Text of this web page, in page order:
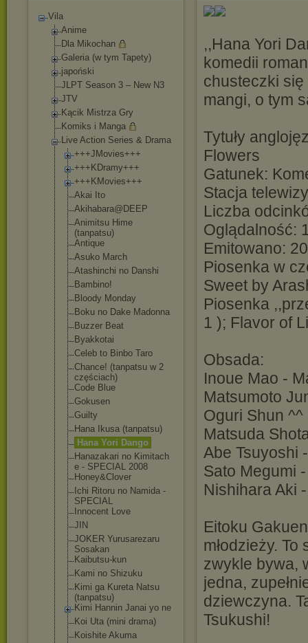
Vila
Anime
Dla Mikochan
Galeria (w tym Tapety)
japoński
JLPT Season 3 – New N3
JTV
Kącik Mistrza Gry
Komiks i Manga
Live Action Series & Drama
+++JMovies+++
+++KDramy+++
+++KMovies+++
Akai Ito
Akihabara@DEEP
Animitsu Hime
(tanpatsu)
Antique
Asuko March
Atashinchi no Danshi
Bambino!
Bloody Monday
Boku no Dake Madonna
Buzzer Beat
Byakkotai
Celeb to Binbo Taro
Chance! (tanpatsu w 2
częściach)
Code Blue
Gokusen
Guilty
Hana Ikusa (tanpatsu)
Hana Yori Dango
Hanazakari no Kimitach
e - SPECIAL 2008
Honey&Clover
Ichi Ritoru no Namida -
SPECIAL
Innocent Love
JIN
JOKER Yurusarezaru
Sosakan
Kaibutsu-kun
Kami no Shizuku
Kimi ga Kureta Natsu
(tanpatsu)
Kimi Hannin Janai yo ne
Koi Uta (mini drama)
Koishite Akuma
,,Hana Yori
komedii
chusteczki się
mangi, o tym
Tytuły
Flowers
Gatunek:
Stacja
Liczba
Oglądalność:
Emitowano:
Piosenka w
Sweet by
Piosenka
1 ); Flavor of
Obsada:
Inoue Mao -
Matsumoto
Oguri Shun
Matsuda
Abe Tsuyoshi
Sato Megumi
Nishihara Aki
Eitoku
młodzieży.
zwykle bywa,
jedna,
dziewczyna.
Tsukushi!